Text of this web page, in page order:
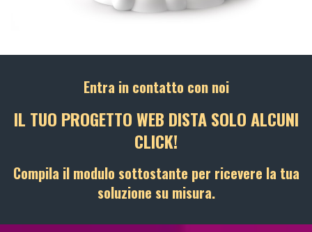
Entra in contatto con noi
IL TUO PROGETTO WEB DISTA SOLO ALCUNI
CLICK!
Compila il modulo sottostante per ricevere la tua
soluzione su misura.